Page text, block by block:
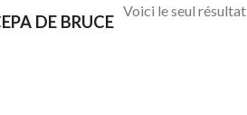
DE BRUCE
Voici le seul résultat